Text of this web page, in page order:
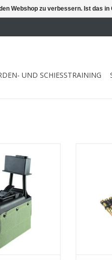
UND SCHIESSTRAINING
HINZUFÜGEN
Webshop zu verbessern. Ist das in